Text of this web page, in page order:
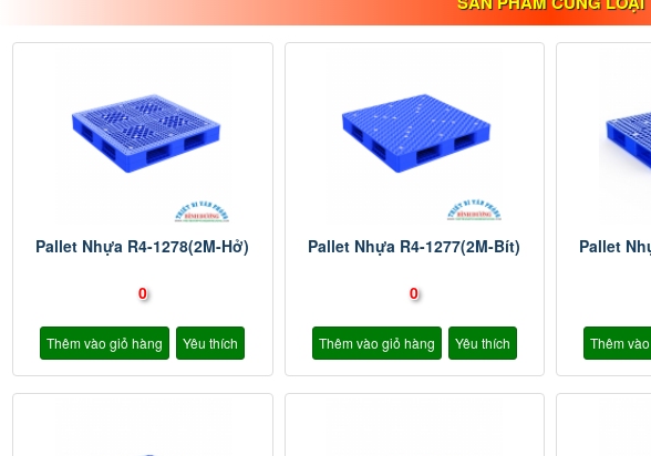
Pallet Nhựa R4-1278(2M-Hở)
0
Thêm vào giỏ hàng Yêu thích
Pallet Nhựa R4-1277(2M-Bít)
0
Thêm vào giỏ hàng Yêu thích
Pallet
Thêm